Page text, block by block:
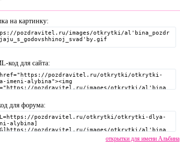
на картинку:
код для сайта:
для форума:
открытки для имени Альбина